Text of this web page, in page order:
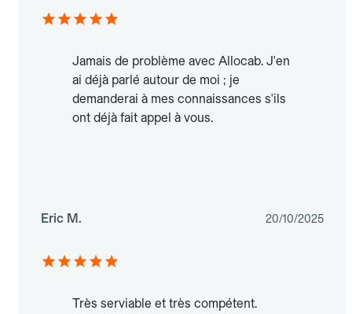
Jamais de problème avec Allocab. J'en
ai déjà parlé autour de moi ; je
demanderai à mes connaissances s'ils
ont déjà fait appel à vous.
Eric M. 20/10/2025
Très serviable et très compétent.